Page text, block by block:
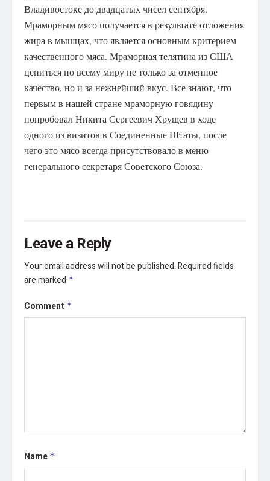
Владивостоке до двадцатых чисел сентября.
Мраморным мясо получается в результате отложения
жира в мышцах, что является основным критерием
качественного мяса. Мраморная телятина из США
цениться по всему миру не только за отменное
качество, но и за нежнейший вкус. Все знают, что
первым в нашей стране мраморную говядину
попробовал Никита Сергеевич Хрущев в ходе
одного из визитов в Соединенные Штаты, после
чего это мясо всегда присутствовало в меню
генерального секретаря Советского Союза.
Leave a Reply
Your email address will not be published.Required fields
are marked *
Comment *
Name *